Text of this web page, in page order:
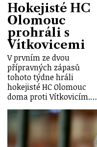
Hokejisté HC
Olomouc
prohráli s
Vítkovicemi
V prvním ze dvou
přípravných zápasů
tohoto týdne hráli
hokejisté HC Olomouc
doma proti Vítkovicím.…